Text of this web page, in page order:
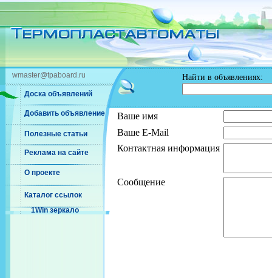
wmaster@tpaboard.ru
Доска объявлений
Добавить объявление
Полезные статьи
Реклама на сайте
О проекте
Каталог ссылок
1Win зеркало
Найти в объявлениях:
Ваше имя
Ваше E-Mail
Контактная информация
Сообщение